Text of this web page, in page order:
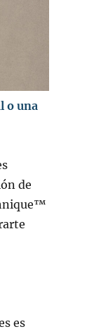
o una
de
es